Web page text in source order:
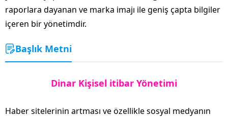
raporlara dayanan ve marka imajı ile geniş çapta bilgiler
içeren bir yönetimdir.
Başlık Metni
Dinar Kişisel itibar Yönetimi
Haber sitelerinin artması ve özellikle sosyal medyanın